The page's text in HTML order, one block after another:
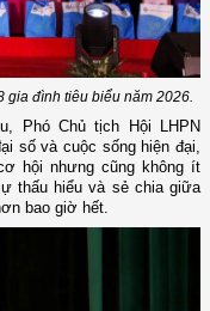
gia đình tiêu biểu năm 2026.
Phó Chủ tịch Hội LHPN
số và cuộc sống hiện đại,
hội nhưng cũng không ít
thấu hiểu và sẻ chia giữa
bao giờ hết.